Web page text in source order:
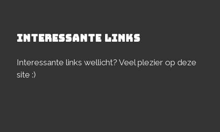
INTERESSANTE LINKS
Interessante links wellicht? Veel plezier op deze
site :)